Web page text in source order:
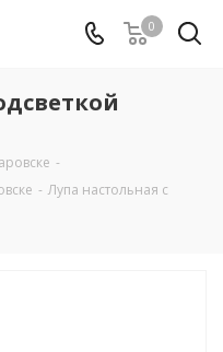
0
-
- Лупа настольная с